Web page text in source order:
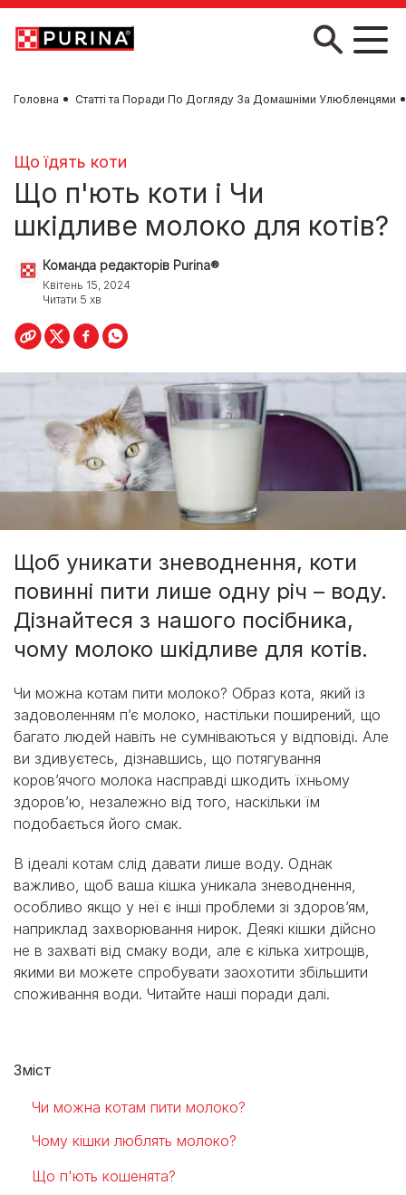
Skip to main content
Головна Статті та Поради По Догляду За Домашніми Улюбленцями
Що їдять коти
Що п'ють коти і Чи
шкідливе молоко для котів?
Команда редакторів Purina®
Квітень 15, 2024
Читати 5 хв
Щоб уникати зневоднення, коти
повинні пити лише одну річ – воду.
Дізнайтеся з нашого посібника,
чому молоко шкідливе для котів.
Чи можна котам пити молоко? Образ кота, який із
задоволенням п’є молоко, настільки поширений, що
багато людей навіть не сумніваються у відповіді. Але
ви здивуєтесь, дізнавшись, що потягування
коров’ячого молока насправді шкодить їхньому
здоров’ю, незалежно від того, наскільки їм
подобається його смак.
В ідеалі котам слід давати лише воду. Однак
важливо, щоб ваша кішка уникала зневоднення,
особливо якщо у неї є інші проблеми зі здоров’ям,
наприклад захворювання нирок. Деякі кішки дійсно
не в захваті від смаку води, але є кілька хитрощів,
якими ви можете спробувати заохотити збільшити
споживання води. Читайте наші поради далі.
Зміст
Чи можна котам пити молоко?
Чому кішки люблять молоко?
Що п'ють кошенята?